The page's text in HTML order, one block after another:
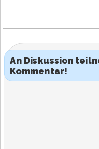
An Diskussion
Kommentar!